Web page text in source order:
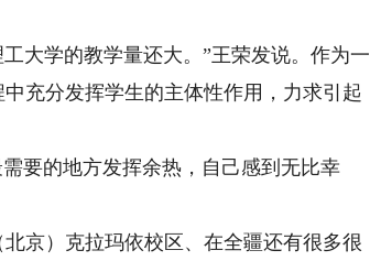
大学的教学量还大。”王荣发说。作为一
充分发挥学生的主体性作用，力求引起
要的地方发挥余热，自己感到无比幸
京）克拉玛依校区、在全疆还有很多很